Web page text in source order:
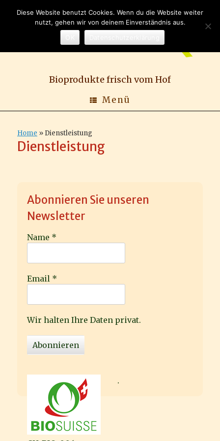
Inhalt
Bioprodukte frisch vom Hof
Menü
Home » Dienstleistung
Dienstleistung
Abonnieren Sie unseren
Newsletter
Name *
Email *
Wir halten Ihre Daten privat.
.
Diese Website benutzt Cookies. Wenn du die Website weiter
nutzt, gehen wir von deinem Einverständnis aus.